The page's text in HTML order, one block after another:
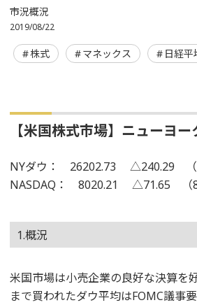
市況概況
2019/08/22
株式 マネックス 日経平
【米国株式市場】ニューヨー
NYダウ： 26202.73 △240.29 （
NASDAQ： 8020.21 △71.65 （8/
1.概況
米国市場は小売企業の良好な決算を
まで買われたダウ平均はFOMC議事